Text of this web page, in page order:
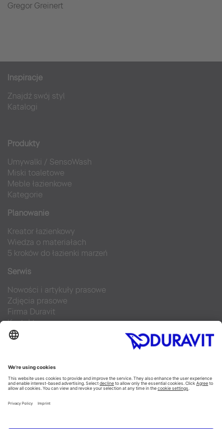
Gregor Greinert
Inspiracje
Znajdź swój styl
Katalogi
Produkty
Umywalki / SensoWash
Miski toaletowe
Meble łazienkowe
Kategorie
Planowanie
Kreator łazienkowy
Wiedza o materiałach
5 kroków do łazienki marzeń
Serwis
Nowości i artykuły prasowe
Zdjęcia prasowe
Firma Duravit
Kontakt
Najczęściej zadawane pytania
Facebook
Instagram
Pinterest
Blog
Flickr